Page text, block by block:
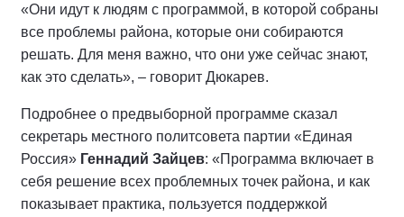
«Они идут к людям с программой, в которой собраны
все проблемы района, которые они собираются
решать. Для меня важно, что они уже сейчас знают,
как это сделать», – говорит Дюкарев.
Подробнее о предвыборной программе сказал
секретарь местного политсовета партии «Единая
Россия» Геннадий Зайцев: «Программа включает в
себя решение всех проблемных точек района, и как
показывает практика, пользуется поддержкой